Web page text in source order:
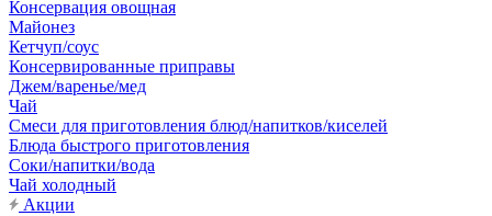
Консервация овощная
Майонез
Кетчуп/соус
Консервированные приправы
Джем/варенье/мед
Чай
Смеси для приготовления блюд/напитков/киселей
Блюда быстрого приготовления
Соки/напитки/вода
Чай холодный
Акции